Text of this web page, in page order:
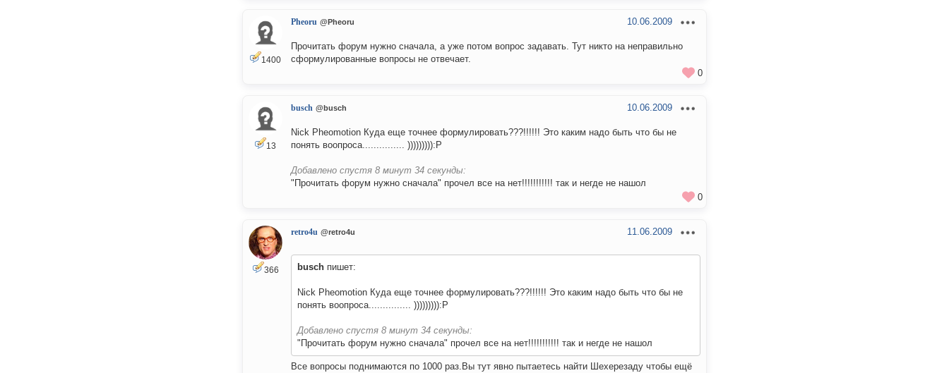
1400
Pheoru @Pheoru 10.06.2009
Прочитать форум нужно сначала, а уже потом вопрос задавать. Тут никто на неправильно
сформулированные вопросы не отвечает.
0
13
busch @busch 10.06.2009
Nick Pheomotion Куда еще точнее формулировать???!!!!!! Это каким надо быть что бы не
понять воопроса............... ))))))))):P
Добавлено спустя 8 минут 34 секунды:
"Прочитать форум нужно сначала" прочел все на нет!!!!!!!!!!! так и негде не нашол
0
366
retro4u @retro4u 11.06.2009
busch пишет:
Nick Pheomotion Куда еще точнее формулировать???!!!!!! Это каким надо быть что бы не
понять воопроса............... ))))))))):P
Добавлено спустя 8 минут 34 секунды:
"Прочитать форум нужно сначала" прочел все на нет!!!!!!!!!!! так и негде не нашол
Все вопросы поднимаются по 1000 раз.Вы тут явно пытаетесь найти Шехерезаду чтобы ещё